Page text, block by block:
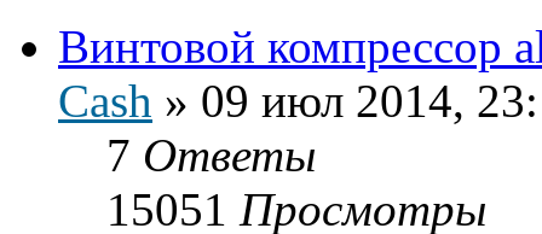
Винтовой компрессор
Cash » 09 июл 2014,
7 Ответы
15051 Просмотры